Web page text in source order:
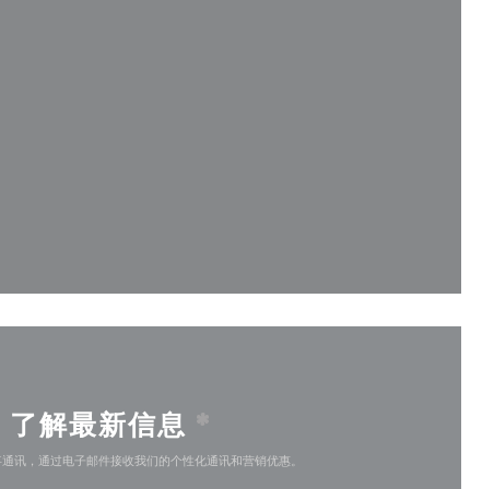
))
了解最新信息 *
讯，通过电子邮件接收我们的个性化通讯和营销优惠。